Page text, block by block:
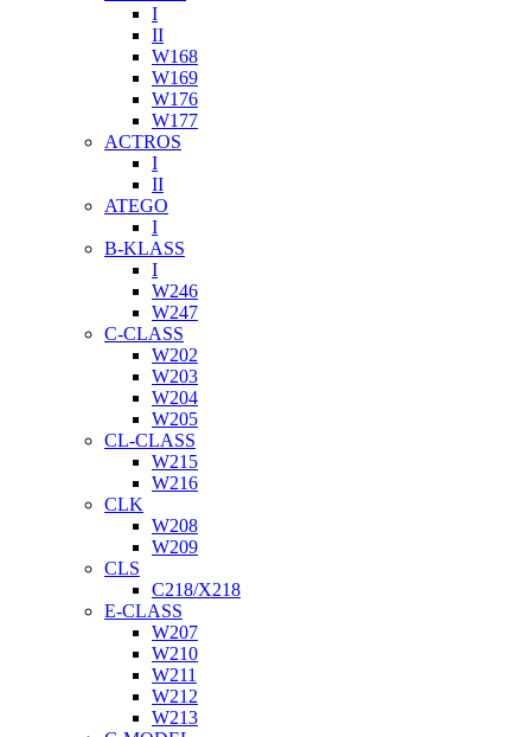
I
II
W168
W169
W176
W177
ACTROS
I
II
ATEGO
I
B-KLASS
I
W246
W247
C-CLASS
W202
W203
W204
W205
CL-CLASS
W215
W216
CLK
W208
W209
CLS
C218/X218
E-CLASS
W207
W210
W211
W212
W213